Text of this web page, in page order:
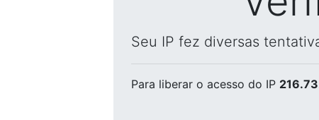
Seu IP fez diversas
Para liberar o acesso do IP